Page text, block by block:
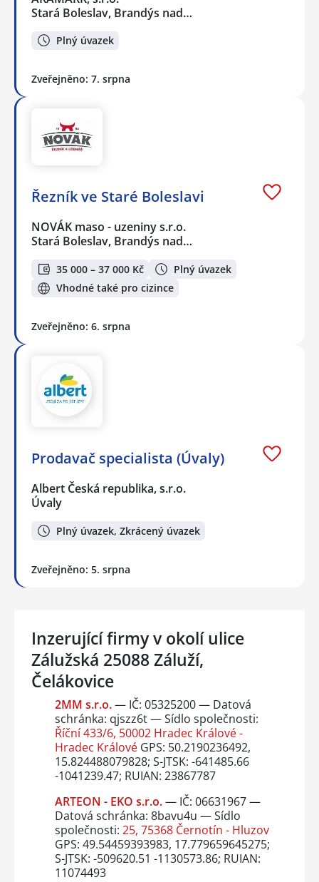
Stará Boleslav, Brandýs nad…
Plný úvazek
Zveřejněno: 7. srpna
Řezník ve Staré Boleslavi
NOVÁK maso - uzeniny s.r.o.
Stará Boleslav, Brandýs nad…
35 000 – 37 000 Kč
Plný úvazek
Vhodné také pro cizince
Zveřejněno: 6. srpna
Prodavač specialista (Úvaly)
Albert Česká republika, s.r.o.
Úvaly
Plný úvazek, Zkrácený úvazek
Zveřejněno: 5. srpna
Inzerující firmy v okolí ulice
Zálužská 25088 Záluží,
Čelákovice
2MM s.r.o.— IČ: 05325200 — Datová
schránka: qjszz6t — Sídlo společnosti:
Říční 433/6, 50002 Hradec Králové -
Hradec KrálovéGPS: 50.2190236492,
15.824488079828; S-JTSK: -641485.66
-1041239.47; RUIAN: 23867787
ARTEON - EKO s.r.o.— IČ: 06631967 —
Datová schránka: 8bavu4u — Sídlo
společnosti: 25, 75368 Černotín - Hluzov
GPS: 49.54459393983, 17.779659645275;
S-JTSK: -509620.51 -1130573.86; RUIAN:
11074493